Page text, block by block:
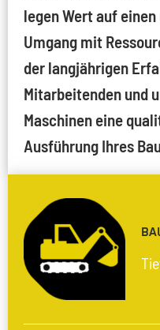
legen Wert auf
Umgang mit
der langjährigen
Mitarbeitenden und
Maschinen eine
Ausführung Ihres